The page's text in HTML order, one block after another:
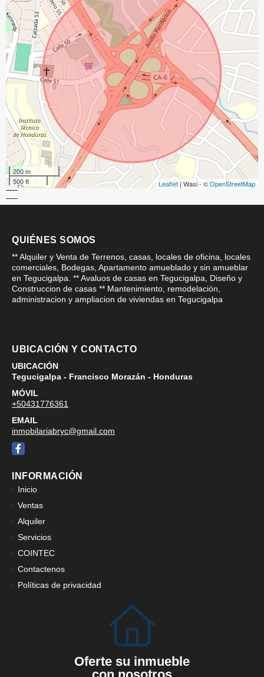
200 m
500 ft
Leaflet | Wasi - ©OpenStreetMap
QUIÉNES SOMOS
** Alquiler y Venta de Terrenos, casas, locales de oficina, locales
comerciales, Bodegas, Apartamento amueblado y sin amueblar
en Tegucigalpa. ** Avaluos de casas en Tegucigalpa, Diseño y
Construccion de casas ** Mantenimiento, remodelación,
administracion y ampliacion de viviendas en Tegucigalpa
UBICACIÓN Y CONTACTO
UBICACIÓN
Tegucigalpa - Francisco Morazán - Honduras
MÓVIL
+50431776361
EMAIL
inmobilariabryc@gmail.com
Facebook
INFORMACIÓN
Inicio
Ventas
Alquiler
Servicios
COINTEC
Contactenos
Políticas de privacidad
Oferte su inmueble